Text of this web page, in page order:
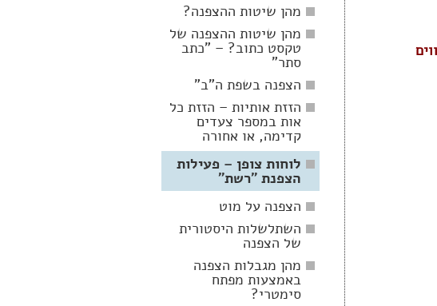
מהן שיטות ההצפנה?
מהן שיטות ההצפנה של
טקסט כתוב? – "כתב
סתר"
הצפנה בשפת ה"ב"
הזזת אותיות – הזזת כל
אות במספר צעדים
קדימה, או אחורה
לוחות צופן – פעילות
הצפנת "רשת"
הצפנה על מוט
השתלשלות היסטורית
של הצפנה
מהן מגבלות הצפנה
באמצעות מפתח
סימטרי?